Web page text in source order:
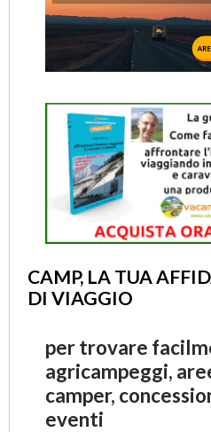
CAMP, LA TUA
DI VIAGGIO
per trovare
agricampeggi,
camper,
eventi